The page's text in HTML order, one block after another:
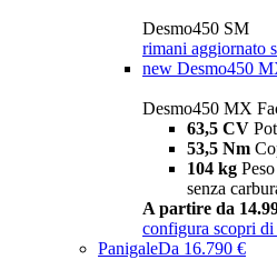
Desmo450 SM
rimani aggiornato
new Desmo450
Desmo450 MX
63,5 CV
53,5 Nm
104 kg
senza
A partire da
configura scopri di
PanigaleDa 16.790 €